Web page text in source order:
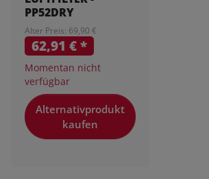
PP52DRY
Alter Preis: 69,90 €
62,91 €*
Momentan nicht
verfügbar
Alternativprodukt
kaufen